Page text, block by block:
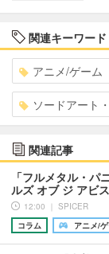
関連キーワード
アニメ/ゲーム
ソードアート
関連記事
「フルメタル・パ
ルズ オブ ジ アビ
12:00 ｜ SPICER
コラム
アニメ/